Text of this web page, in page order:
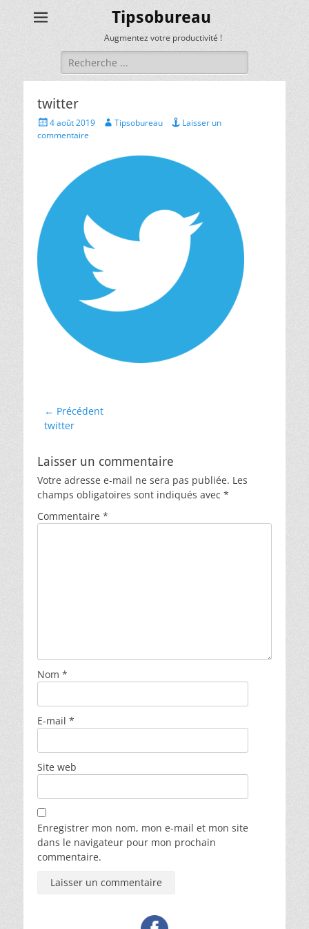
Tipsobureau
Augmentez votre productivité !
Rechercher :
twitter
Posted
on
4 août 2019 Author
Tipsobureau
Laisser un
commentaire
Navigation
de
← Précédent
Article
twitter
Laisser un commentaire
Votre adresse e-mail ne sera pas publiée. Les
champs obligatoires sont indiqués avec *
Commentaire *
Nom *
E-mail *
Site web
Enregistrer mon nom, mon e-mail et mon site
dans le navigateur pour mon prochain
commentaire.